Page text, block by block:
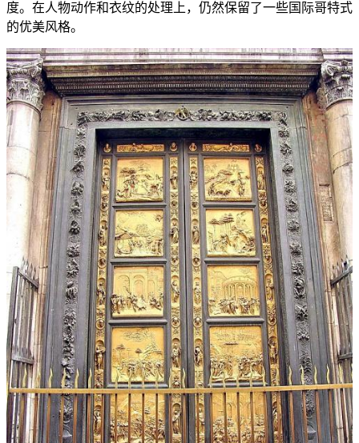
度。在人物动作和衣纹的处理上，仍然保留了一些国际哥特式
的优美风格。